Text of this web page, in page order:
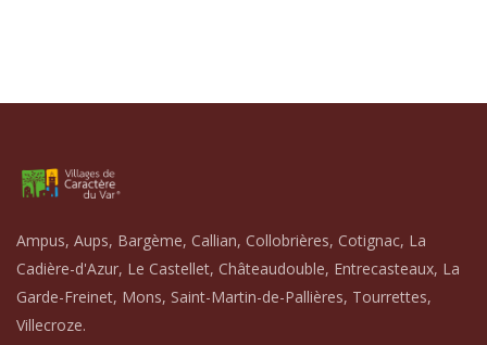
Ampus, Aups, Bargème, Callian, Collobrières, Cotignac, La
Cadière-d'Azur, Le Castellet, Châteaudouble, Entrecasteaux, La
Garde-Freinet, Mons, Saint-Martin-de-Pallières, Tourrettes,
Villecroze.